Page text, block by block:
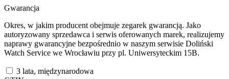
Gwarancja
Okres, w jakim producent obejmuje zegarek gwarancją. Jako
autoryzowany sprzedawca i serwis oferowanych marek, realizujemy
naprawy gwarancyjne bezpośrednio w naszym serwisie Doliński
Watch Service we Wrocławiu przy pl. Uniwersyteckim 15B.
3 lata, międzynarodowa